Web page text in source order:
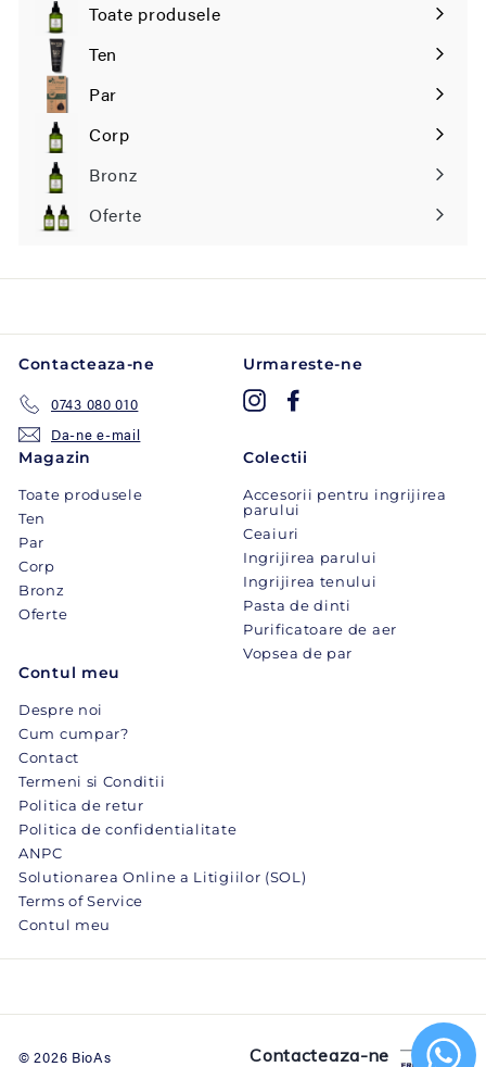
Toate produsele
Extinde
submeniul
Ten
Extinde
submeniul
Par
Extinde
submeniul
Corp
Extinde
submeniul
Bronz
Oferte
Contacteaza-ne
0743 080 010
Da-ne e-mail
Urmareste-ne
Instagram
Magazin
Toate produsele
Ten
Par
Corp
Bronz
Oferte
Colectii
Accesorii pentru ingrijirea
parului
Ceaiuri
Ingrijirea parului
Ingrijirea tenului
Pasta de dinti
Purificatoare de aer
Vopsea de par
Contul meu
Despre noi
Cum cumpar?
Contact
Termeni si Conditii
Politica de retur
Politica de confidentialitate
ANPC
Solutionarea Online a Litigiilor (SOL)
Terms of Service
Contul meu
© 2026 BioAs Contacteaza-ne